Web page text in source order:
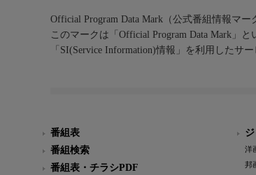
Official Program Data Mark（公式番組情報マー
このマークは「Official Program Data Mark」
「SI(Service Information)情報」を利用したサ
番組表
番組検索
番組表・チラシPDF
洋
邦